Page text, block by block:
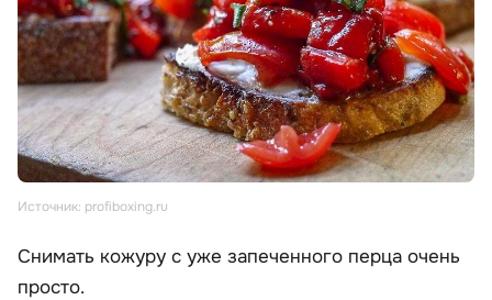
Источник: profiboxing.ru
Снимать кожуру с уже запеченного перца очень
просто.